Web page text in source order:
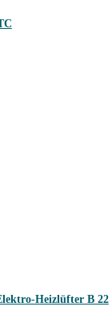
Heizlüfter B 22